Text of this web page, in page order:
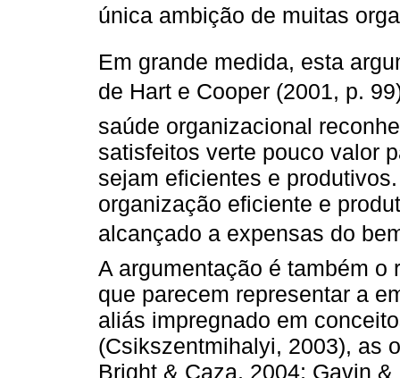
única ambição de muitas
Em grande medida, esta
de Hart e Cooper (2001, p.
saúde organizacional
satisfeitos verte pouco valor
sejam eficientes e
organização eficiente e
alcançado a expensas do
A argumentação é também
que parecem representar a
aliás impregnado em
(Csikszentmihalyi, 2003), as
Bright & Caza, 2004; Gavin